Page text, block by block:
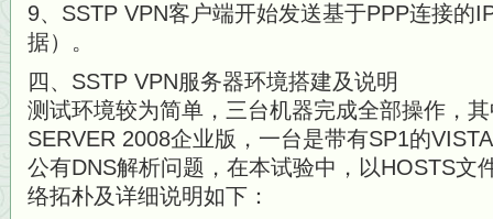
9、SSTP VPN客户端开始发送基于PPP连接的
据）。
四、SSTP VPN服务器环境搭建及说明
测试环境较为简单，三台机器完成全部操作，
SERVER 2008企业版，一台是带有SP1的
公有DNS解析问题，在本试验中，以HOSTS文
络拓朴及详细说明如下：